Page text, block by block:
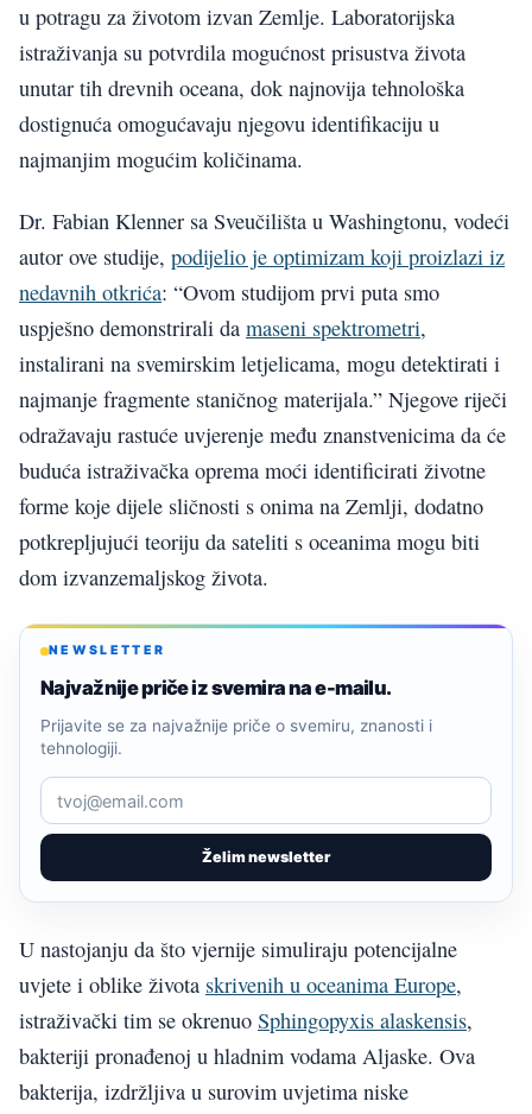
u potragu za životom izvan Zemlje. Laboratorijska
istraživanja su potvrdila mogućnost prisustva života
unutar tih drevnih oceana, dok najnovija tehnološka
dostignuća omogućavaju njegovu identifikaciju u
najmanjim mogućim količinama.
Dr. Fabian Klenner sa Sveučilišta u Washingtonu, vodeći
autor ove studije, podijelio je optimizam koji proizlazi iz
nedavnih otkrića: “Ovom studijom prvi puta smo
uspješno demonstrirali da maseni spektrometri,
instalirani na svemirskim letjelicama, mogu detektirati i
najmanje fragmente staničnog materijala.” Njegove riječi
odražavaju rastuće uvjerenje među znanstvenicima da će
buduća istraživačka oprema moći identificirati životne
forme koje dijele sličnosti s onima na Zemlji, dodatno
potkrepljujući teoriju da sateliti s oceanima mogu biti
dom izvanzemaljskog života.
NEWSLETTER
Najvažnije priče iz svemira na e-mailu.
Želim newsletter
Prijavite se za najvažnije priče o svemiru, znanosti i
tehnologiji.
U nastojanju da što vjernije simuliraju potencijalne
uvjete i oblike života skrivenih u oceanima Europe,
istraživački tim se okrenuo Sphingopyxis alaskensis,
bakteriji pronađenoj u hladnim vodama Aljaske. Ova
bakterija, izdržljiva u surovim uvjetima niske